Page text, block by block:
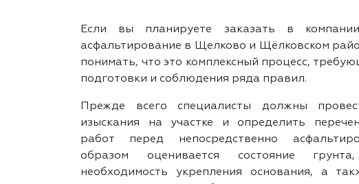
Если вы планируете заказать в
асфальтирование в Щелково и Щёлковском
понимать, что это комплексный процесс,
подготовки и соблюдения ряда правил.
Прежде всего специалисты должны
изыскания на участке и определить
работ перед непосредственно
образом оценивается состояние грунта,
необходимость укрепления основания, а